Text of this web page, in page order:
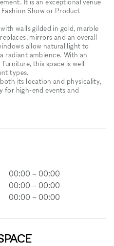
Show or Product
walls gilded in gold, marble
mirrors and an overall
allow natural light to
radiant ambience. With an
this space is well-
types.
its location and physicality,
for high-end events and
00:00 – 00:00
00:00 – 00:00
00:00 – 00:00